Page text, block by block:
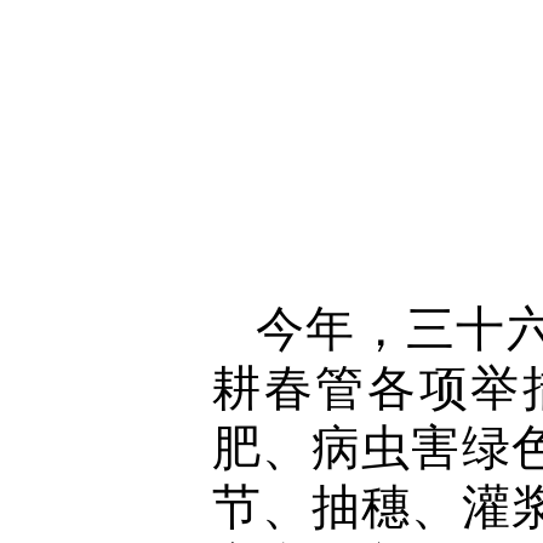
今年，三十
耕春管各项举
肥、病虫害绿
节、抽穗、灌